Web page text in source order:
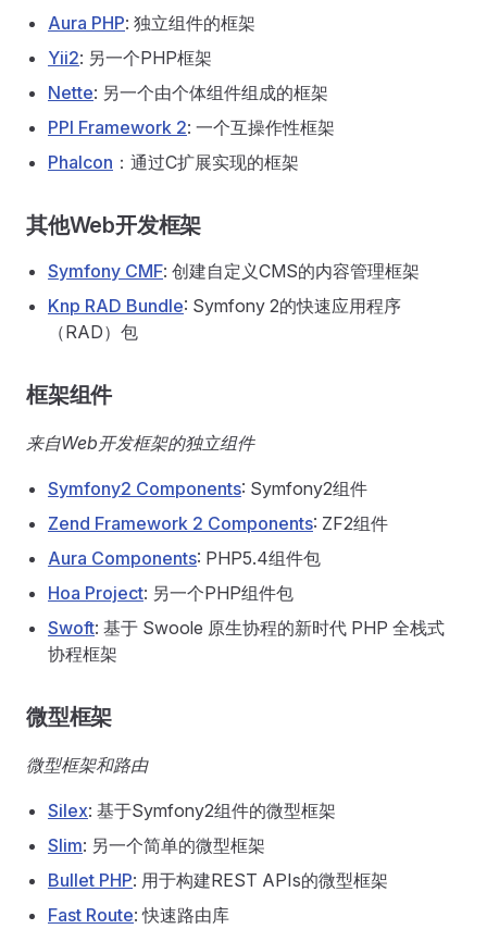
Aura PHP: 独立组件的框架
Yii2: 另一个PHP框架
Nette: 另一个由个体组件组成的框架
PPI Framework 2: 一个互操作性框架
Phalcon ：通过C扩展实现的框架
其他Web开发框架
Symfony CMF: 创建自定义CMS的内容管理框架
Knp RAD Bundle: Symfony 2的快速应用程序
（RAD）包
框架组件
来自Web开发框架的独立组件
Symfony2 Components: Symfony2组件
Zend Framework 2 Components: ZF2组件
Aura Components: PHP5.4组件包
Hoa Project: 另一个PHP组件包
Swoft: 基于 Swoole 原生协程的新时代 PHP 全栈式
协程框架
微型框架
微型框架和路由
Silex: 基于Symfony2组件的微型框架
Slim: 另一个简单的微型框架
Bullet PHP: 用于构建REST APIs的微型框架
Fast Route: 快速路由库